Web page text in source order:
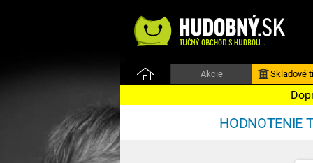
Akcie Skladové
HODNOTENIE